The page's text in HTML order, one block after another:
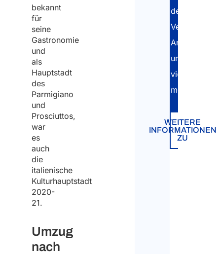
Verkehr und
Verbindungen
während und
nach dem
Umzug nach
Parma
Noch nicht
überzeugt?
bekannt
für
seine
Gastronomie
und
als
Hauptstadt
des
Parmigiano
und
Prosciuttos,
war
es
auch
die
italienische
Kulturhauptstadt
2020-
21.
Umzug
nach
der
und
viel
mehr!
WEITERE
INFORMATIONEN
ZU